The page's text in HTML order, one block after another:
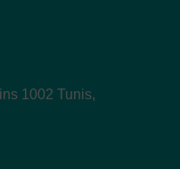
1002 Tunis,